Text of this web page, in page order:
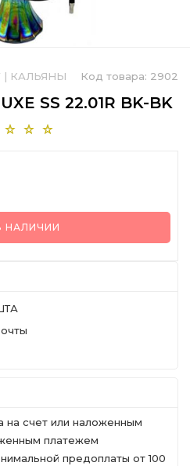
Код товара: 2902
| КАЛЬЯНЫ
SS 22.01R BK-BK
НАЛИЧИИ
на счет или наложенным
платежем
предоплаты от 100